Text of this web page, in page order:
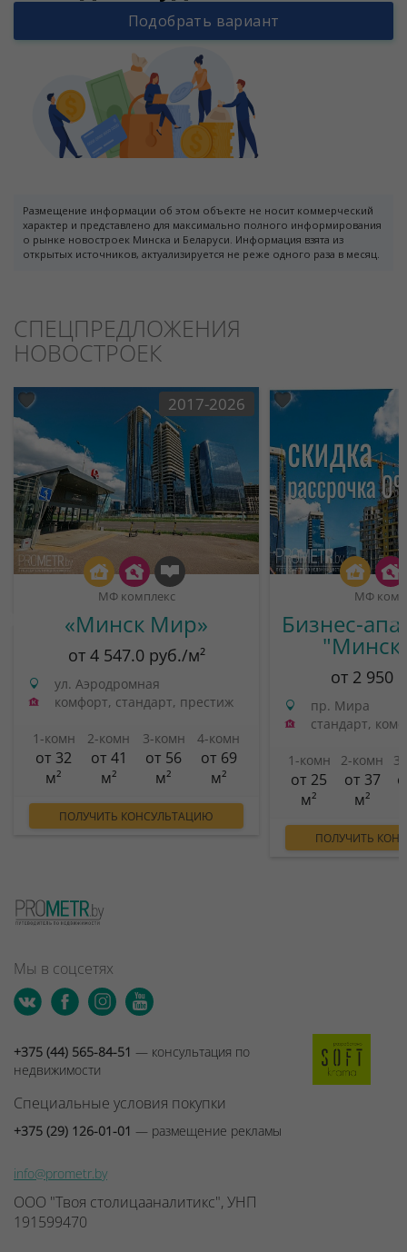
Подобрать вариант
Размещение информации об этом объекте не носит коммерческий
характер и представлено для максимально полного информирования
о рынке новостроек Минска и Беларуси. Информация взята из
открытых источников, актуализируется не реже одного раза в месяц.
СПЕЦПРЕДЛОЖЕНИЯ
НОВОСТРОЕК
2017-2026
МФ комплекс
«Минск Мир»
от 4 547.0 руб./м²
ул. Аэродромная
комфорт, стандарт, престиж
1-комн
от 32
м²
2-комн
от 41
м²
3-комн
от 56
м²
4-комн
от 69
м²
ПОЛУЧИТЬ КОНСУЛЬТАЦИЮ
МФ
Бизнес-
от 2 950
пр. Мира
стандарт,
1-комн
от 25
м²
2-комн
от 37
м²
ПОЛУЧИТЬ
Мы в соцсетях
+375 (44) 565-84-51 — консультация по
недвижимости
Специальные условия покупки
+375 (29) 126-01-01 — размещение рекламы
info@prometr.by
ООО "Твоя столицааналитикс", УНП
191599470